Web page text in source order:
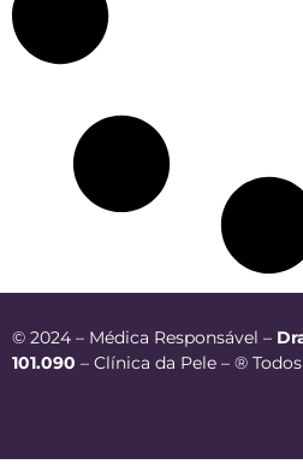
© 2024 – Médica Responsável –
101.090 – Clínica da Pele – ®